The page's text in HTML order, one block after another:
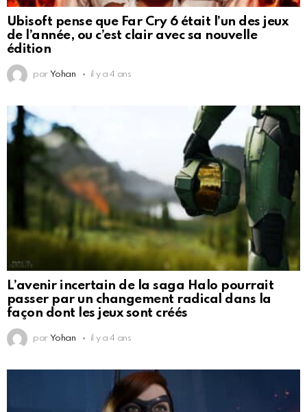
Ubisoft pense que Far Cry 6 était l’un des jeux
de l’année, ou c’est clair avec sa nouvelle
édition
par Yohan il y a 4 ans
L’avenir incertain de la saga Halo pourrait
passer par un changement radical dans la
façon dont les jeux sont créés
par Yohan il y a 4 ans